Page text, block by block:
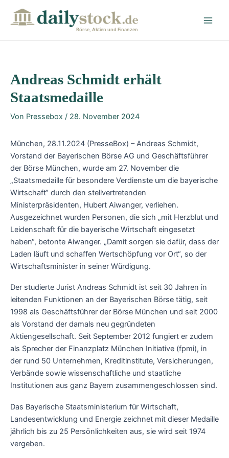
Börse, Aktien und Finanzen
Andreas Schmidt erhält
Staatsmedaille
Von Pressebox / 28. November 2024
München, 28.11.2024 (PresseBox) – Andreas Schmidt,
Vorstand der Bayerischen Börse AG und Geschäftsführer
der Börse München, wurde am 27. November die
„Staatsmedaille für besondere Verdienste um die bayerische
Wirtschaft“ durch den stellvertretenden
Ministerpräsidenten, Hubert Aiwanger, verliehen.
Ausgezeichnet wurden Personen, die sich „mit Herzblut und
Leidenschaft für die bayerische Wirtschaft eingesetzt
haben“, betonte Aiwanger. „Damit sorgen sie dafür, dass der
Laden läuft und schaffen Wertschöpfung vor Ort“, so der
Wirtschaftsminister in seiner Würdigung.
Der studierte Jurist Andreas Schmidt ist seit 30 Jahren in
leitenden Funktionen an der Bayerischen Börse tätig, seit
1998 als Geschäftsführer der Börse München und seit 2000
als Vorstand der damals neu gegründeten
Aktiengesellschaft. Seit September 2012 fungiert er zudem
als Sprecher der Finanzplatz München Initiative (fpmi), in
der rund 50 Unternehmen, Kreditinstitute, Versicherungen,
Verbände sowie wissenschaftliche und staatliche
Institutionen aus ganz Bayern zusammengeschlossen sind.
Das Bayerische Staatsministerium für Wirtschaft,
Landesentwicklung und Energie zeichnet mit dieser Medaille
jährlich bis zu 25 Persönlichkeiten aus, sie wird seit 1974
vergeben.